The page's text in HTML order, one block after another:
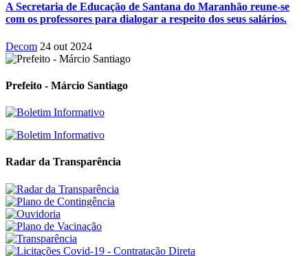
A Secretaria de Educação de Santana do Maranhão reune-se
com os professores para dialogar a respeito dos seus salários.
Decom 24 out 2024
Prefeito - Márcio Santiago
Radar da Transparência